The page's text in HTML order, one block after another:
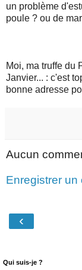
un problème
poule ? ou de
Moi, ma truffe du
Janvier... : c'est
bonne adresse
Aucun
Enregistrer un
‹
Qui suis-je ?